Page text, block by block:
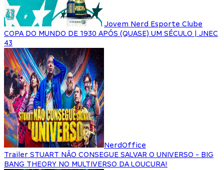
Jovem Nerd Esporte Clube
COPA DO MUNDO DE 1930 APÓS (QUASE) UM SÉCULO | JNEC
43
NerdOffice
Trailer STUART NÃO CONSEGUE SALVAR O UNIVERSO - BIG
BANG THEORY NO MULTIVERSO DA LOUCURA!